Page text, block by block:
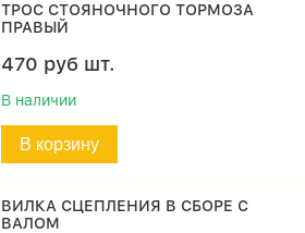
ТРОС СТОЯНОЧНОГО ТОРМОЗА
ПРАВЫЙ
470 руб шт.
В наличии
В корзину
ВИЛКА СЦЕПЛЕНИЯ В СБОРЕ С
ВАЛОМ